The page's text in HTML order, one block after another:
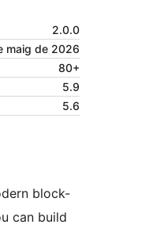
2.0.0
maig de 2026
80+
5.9
5.6
block-
can build